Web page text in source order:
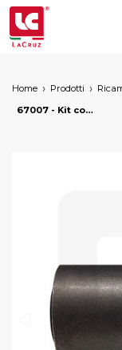
Home Prodotti
67007 - Kit completo scuotitore Pellenc (tipo originale), markets: []string{"A", "B", "AU"}